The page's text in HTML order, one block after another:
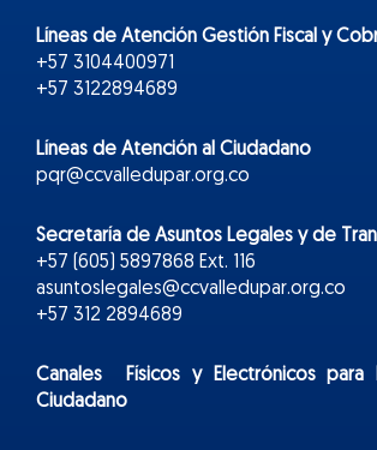
Líneas de Atención Gestión Fiscal y
+57 3104400971
+57 3122894689
Líneas de Atención al Ciudadano
pqr@ccvalledupar.org.co
Secretaría de Asuntos Legales y de
+57 (605) 5897868 Ext. 116
asuntoslegales@ccvalledupar.org.co
+57 312 2894689
Canales Físicos yElectrónicospara
Ciudadano